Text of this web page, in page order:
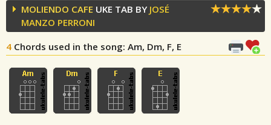
MOLIENDO CAFE UKE TAB BY JOSÉ
MANZO PERRONI
4 Chords used in the song: Am, Dm, F, E